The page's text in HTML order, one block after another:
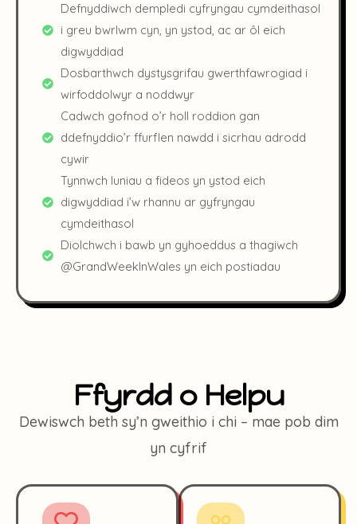
Defnyddiwch dempledi cyfryngau cymdeithasol
i greu bwrlwm cyn, yn ystod, ac ar ôl eich
digwyddiad
Dosbarthwch dystysgrifau gwerthfawrogiad i
wirfoddolwyr a noddwyr
Cadwch gofnod o’r holl roddion gan
ddefnyddio’r ffurflen nawdd i sicrhau adrodd
cywir
Tynnwch luniau a fideos yn ystod eich
digwyddiad i’w rhannu ar gyfryngau
cymdeithasol
Diolchwch i bawb yn gyhoeddus a thagiwch
@GrandWeekInWales yn eich postiadau
Ffyrdd o Helpu
Dewiswch beth sy’n gweithio i chi – mae pob dim
yn cyfrif